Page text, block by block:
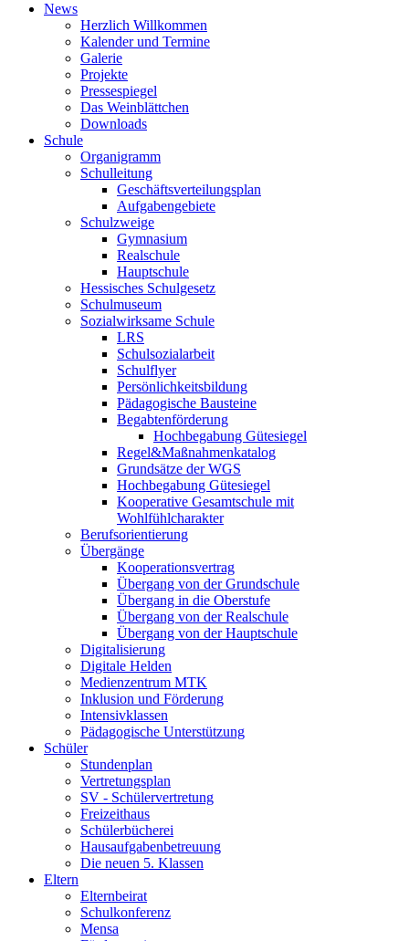
News
Herzlich Willkommen
Kalender und Termine
Galerie
Projekte
Pressespiegel
Das Weinblättchen
Downloads
Schule
Organigramm
Schulleitung
Geschäftsverteilungsplan
Aufgabengebiete
Schulzweige
Gymnasium
Realschule
Hauptschule
Hessisches Schulgesetz
Schulmuseum
Sozialwirksame Schule
LRS
Schulsozialarbeit
Schulflyer
Persönlichkeitsbildung
Pädagogische Bausteine
Begabtenförderung
Hochbegabung Gütesiegel
Regel&Maßnahmenkatalog
Grundsätze der WGS
Hochbegabung Gütesiegel
Kooperative Gesamtschule mit
Wohlfühlcharakter
Berufsorientierung
Übergänge
Kooperationsvertrag
Übergang von der Grundschule
Übergang in die Oberstufe
Übergang von der Realschule
Übergang von der Hauptschule
Digitalisierung
Digitale Helden
Medienzentrum MTK
Inklusion und Förderung
Intensivklassen
Pädagogische Unterstützung
Schüler
Stundenplan
Vertretungsplan
SV - Schülervertretung
Freizeithaus
Schülerbücherei
Hausaufgabenbetreuung
Die neuen 5. Klassen
Eltern
Elternbeirat
Schulkonferenz
Mensa